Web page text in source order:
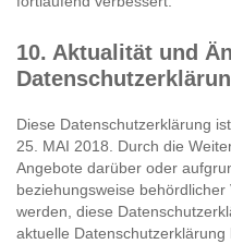
10. Aktualität und
Diese Datenschutzerklärung
25. MAI 2018. Durch die
Angebote darüber oder
beziehungsweise
werden, diese
aktuelle